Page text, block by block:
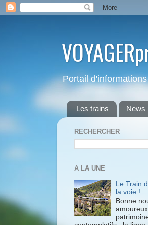
Portail
Les trains News
RECHERCHER
A LA UNE
Le Train
la voie !
Bonne